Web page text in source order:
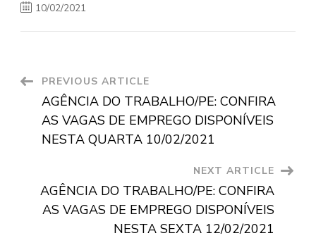
10/02/2021
Post
Navigation
PREVIOUS ARTICLE
AGÊNCIA DO TRABALHO/PE: CONFIRA
AS VAGAS DE EMPREGO DISPONÍVEIS
NESTA QUARTA 10/02/2021
NEXT ARTICLE
AGÊNCIA DO TRABALHO/PE: CONFIRA
AS VAGAS DE EMPREGO DISPONÍVEIS
NESTA SEXTA 12/02/2021